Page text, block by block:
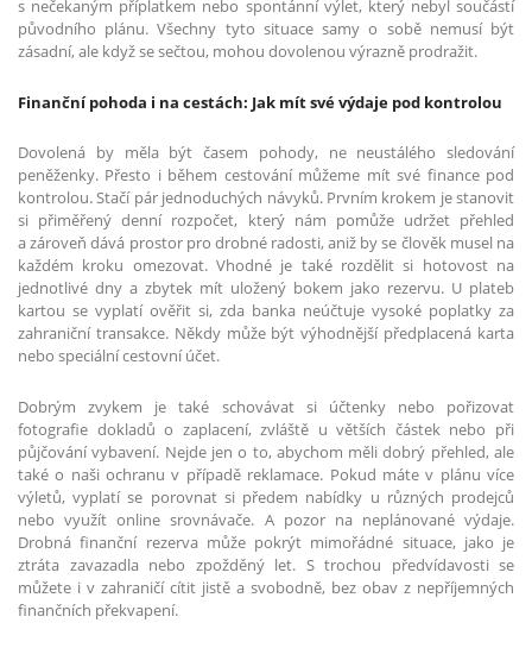
s nečekaným příplatkem nebo spontánní výlet, který nebyl součástí
původního plánu. Všechny tyto situace samy o sobě nemusí být
zásadní, ale když se sečtou, mohou dovolenou výrazně prodražit.
Finanční pohoda i na cestách: Jak mít své výdaje pod kontrolou
Dovolená by měla být časem pohody, ne neustálého sledování
peněženky. Přesto i během cestování můžeme mít své finance pod
kontrolou. Stačí pár jednoduchých návyků. Prvním krokem je stanovit
si přiměřený denní rozpočet, který nám pomůže udržet přehled
a zároveň dává prostor pro drobné radosti, aniž by se člověk musel na
každém kroku omezovat. Vhodné je také rozdělit si hotovost na
jednotlivé dny a zbytek mít uložený bokem jako rezervu. U plateb
kartou se vyplatí ověřit si, zda banka neúčtuje vysoké poplatky za
zahraniční transakce. Někdy může být výhodnější předplacená karta
nebo speciální cestovní účet.
Dobrým zvykem je také schovávat si účtenky nebo pořizovat
fotografie dokladů o zaplacení, zvláště u větších částek nebo při
půjčování vybavení. Nejde jen o to, abychom měli dobrý přehled, ale
také o naši ochranu v případě reklamace. Pokud máte v plánu více
výletů, vyplatí se porovnat si předem nabídky u různých prodejců
nebo využít online srovnávače. A pozor na neplánované výdaje.
Drobná finanční rezerva může pokrýt mimořádné situace, jako je
ztráta zavazadla nebo zpožděný let. S trochou předvídavosti se
můžete i v zahraničí cítit jistě a svobodně, bez obav z nepříjemných
finančních překvapení.